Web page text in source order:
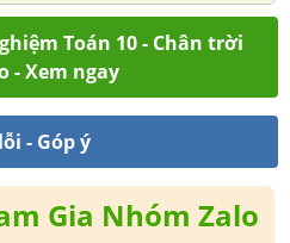
Toán 10 - Chân trời
- Xem ngay
- Góp ý
Gia Nhóm Zalo